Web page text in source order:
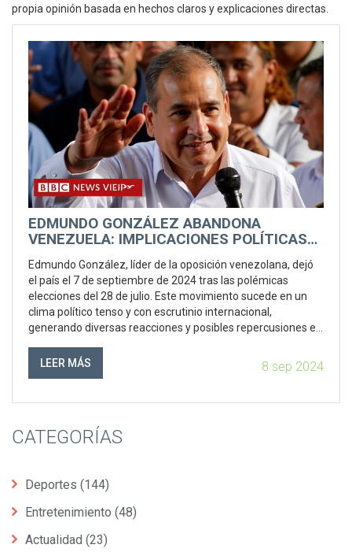
propia opinión basada en hechos claros y explicaciones directas.
EDMUNDO GONZÁLEZ ABANDONA
VENEZUELA: IMPLICACIONES POLÍTICAS
Edmundo González, líder de la oposición venezolana, dejó
el país el 7 de septiembre de 2024 tras las polémicas
elecciones del 28 de julio. Este movimiento sucede en un
clima político tenso y con escrutinio internacional,
generando diversas reacciones y posibles repercusiones en
LEER MÁS
8 sep 2024
CATEGORÍAS
Deportes (144)
Entretenimiento (48)
Actualidad (23)